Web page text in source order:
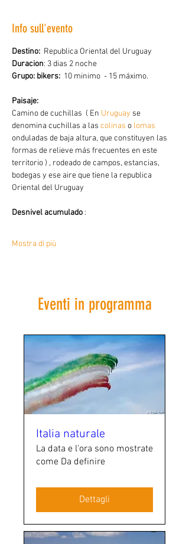
Info sull'evento
Destino: Republica Oriental del Uruguay
Duracion: 3 dias 2 noche
Grupo: bikers: 10 minimo  - 15 máximo.
Paisaje:
Camino de cuchillas  ( En Uruguay se
denomina cuchillas a las colinas o lomas
onduladas de baja altura, que constituyen las
formas de relieve más frecuentes en este
territorio ) , rodeado de campos, estancias,
bodegas y ese aire que tiene la republica
Oriental del Uruguay
Desnivel acumulado :
Mostra di più
Eventi in programma
Italia naturale
La data e l'ora sono mostrate
come Da definire
Dettagli